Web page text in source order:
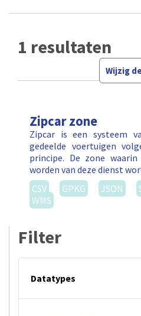
1 resultaten
Wijzig
Zipcar zone
Zipcar is een systeem
gedeelde voertuigen
principe. De zone
worden van deze dienst
CSV
GPKG JSON
WMS
Filter
Datatypes